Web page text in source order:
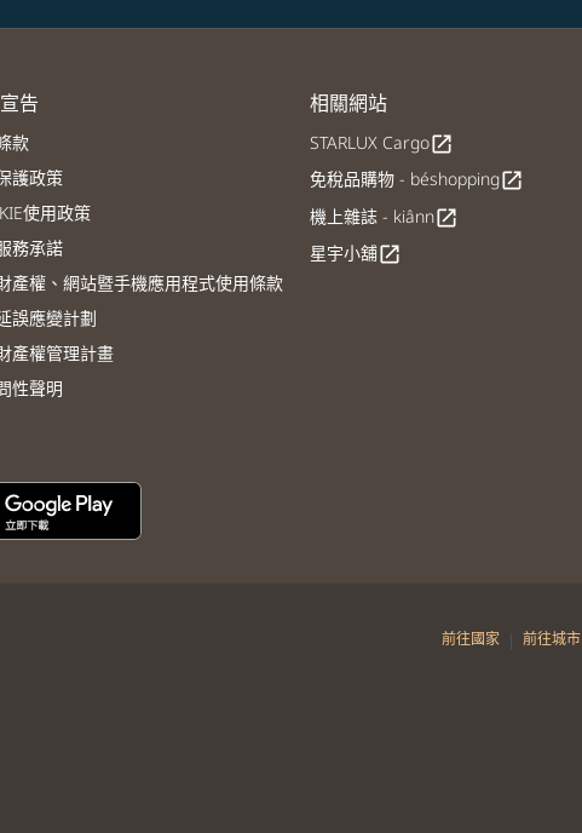
告
款
護政策
使用政策
務承諾
產權、網站暨手機應用程式使用條款
誤應變計劃
產權管理計畫
性聲明
相關網站
STARLUX Cargoopen_in_new
免稅品購物 - béshoppingopen_in_new
機上雜誌 - kiânnopen_in_new
星宇小舖open_in_new
前往國家 | 前往城市